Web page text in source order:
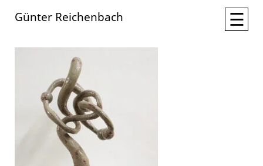
Günter Reichenbach ☰